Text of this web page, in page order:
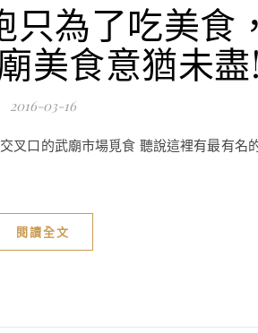
為了吃美食
美食意猶未盡
2016-03-16
叉口的武廟市場覓食 聽說這裡有最有
閱讀全文